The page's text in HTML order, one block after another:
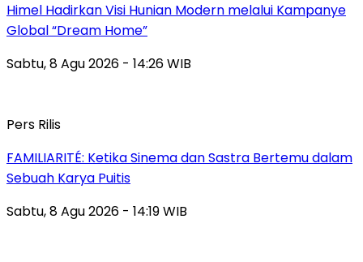
Himel Hadirkan Visi Hunian Modern melalui Kampanye
Global “Dream Home”
Sabtu, 8 Agu 2026 - 14:26 WIB
Pers Rilis
FAMILIARITÉ: Ketika Sinema dan Sastra Bertemu dalam
Sebuah Karya Puitis
Sabtu, 8 Agu 2026 - 14:19 WIB